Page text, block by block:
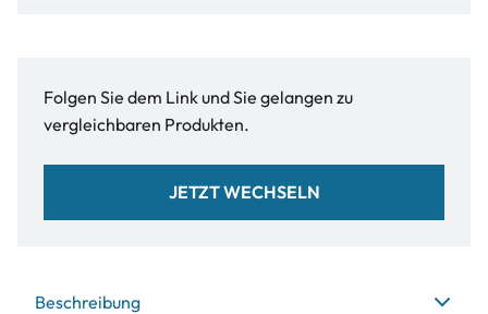
Folgen Sie dem Link und Sie gelangen zu
vergleichbaren Produkten.
JETZT WECHSELN
Beschreibung